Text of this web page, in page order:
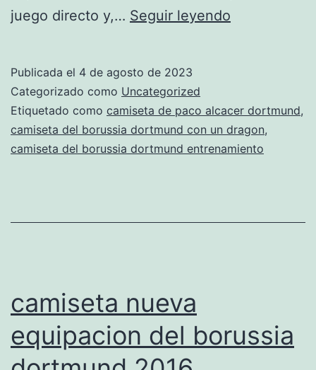
juego directo y,… Seguir leyendo
para
el
Publicada el 4 de agosto de 2023
Categorizado como Uncategorized
Etiquetado como camiseta de paco alcacer dortmund,
camiseta del borussia dortmund con un dragon,
camiseta del borussia dortmund entrenamiento
camiseta nueva
equipacion del borussia